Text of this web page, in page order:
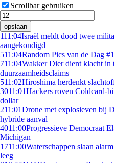
Scrollbar gebruiken
opslaan
111:04Israël meldt dood twee
aangekondigd
511:04Random Pics van de Dag
711:04Wakker Dier dient klacht in
duurzaamheidsclaims
511:02Hiroshima herdenkt
3011:01Hackers roven Coldcard-
dollar
211:01Drone met explosieven bij
hybride aanval
4011:00Progressieve Democraat
Michigan
1711:00Waterschappen slaan
leeg